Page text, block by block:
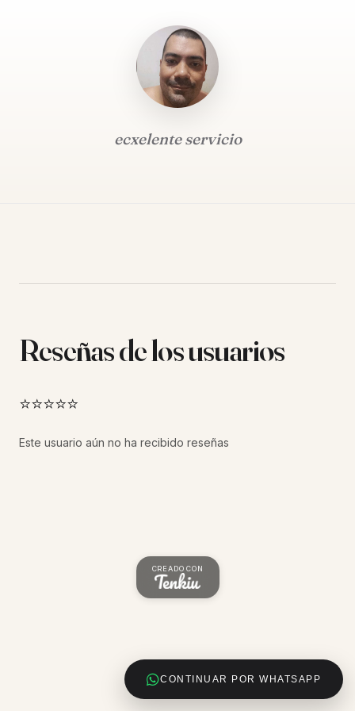
ecxelente servicio
CONTINUAR POR WHATSAPP
Reseñas de los usuarios
⭐⭐⭐⭐⭐
Este usuario aún no ha recibido reseñas
CREADO CON